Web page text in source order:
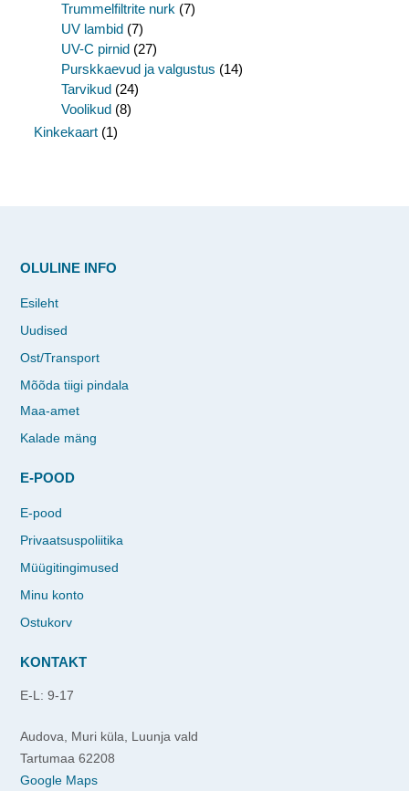
Trummelfiltrite nurk (7)
UV lambid (7)
UV-C pirnid (27)
Purskkaevud ja valgustus (14)
Tarvikud (24)
Voolikud (8)
Kinkekaart (1)
OLULINE INFO
Esileht
Uudised
Ost/Transport
Mõõda tiigi pindala
Maa-amet
Kalade mäng
E-POOD
E-pood
Privaatsuspoliitika
Müügitingimused
Minu konto
Ostukorv
KONTAKT
E-L: 9-17
Audova, Muri küla, Luunja vald
Tartumaa 62208
Google Maps